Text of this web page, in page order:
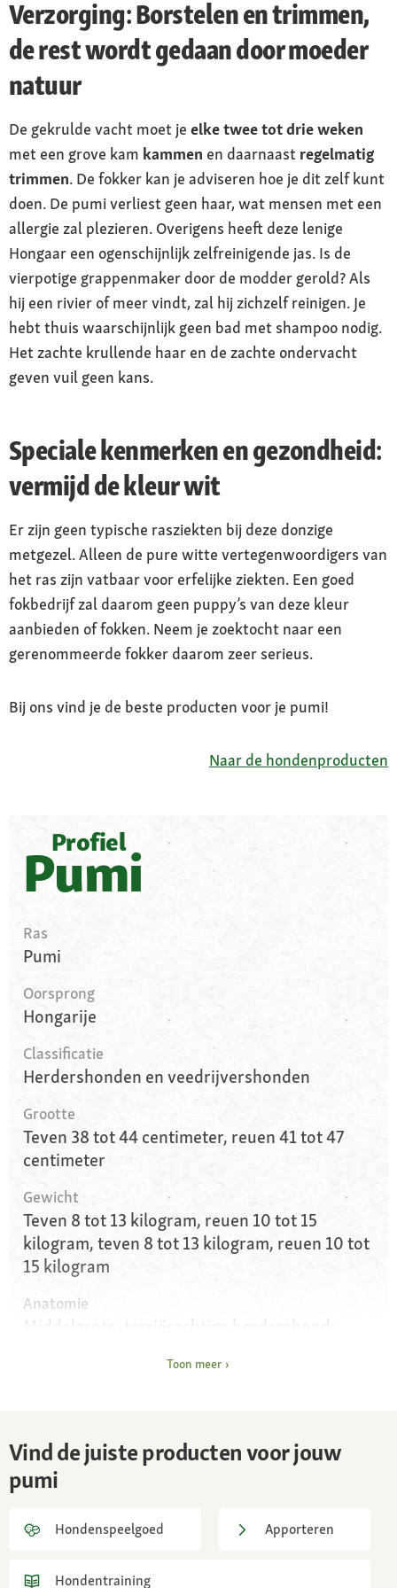
Verzorging: Borstelen en trimmen,
de rest wordt gedaan door moeder
natuur
De gekrulde vacht moet je elke twee tot drie weken
met een grove kam kammen en daarnaast regelmatig
trimmen. De fokker kan je adviseren hoe je dit zelf kunt
doen. De pumi verliest geen haar, wat mensen met een
allergie zal plezieren. Overigens heeft deze lenige
Hongaar een ogenschijnlijk zelfreinigende jas. Is de
vierpotige grappenmaker door de modder gerold? Als
hij een rivier of meer vindt, zal hij zichzelf reinigen. Je
hebt thuis waarschijnlijk geen bad met shampoo nodig.
Het zachte krullende haar en de zachte ondervacht
geven vuil geen kans.
Speciale kenmerken en gezondheid:
vermijd de kleur wit
Er zijn geen typische rasziekten bij deze donzige
metgezel. Alleen de pure witte vertegenwoordigers van
het ras zijn vatbaar voor erfelijke ziekten. Een goed
fokbedrijf zal daarom geen puppy’s van deze kleur
aanbieden of fokken. Neem je zoektocht naar een
gerenommeerde fokker daarom zeer serieus.
Bij ons vind je de beste producten voor je pumi!
Naar de hondenproducten
Profiel
Pumi
Ras
Pumi
Oorsprong
Hongarije
Classificatie
Herdershonden en veedrijvershonden
Grootte
Teven 38 tot 44 centimeter, reuen 41 tot 47
centimeter
Gewicht
Teven 8 tot 13 kilogram, reuen 10 tot 15
kilogram, teven 8 tot 13 kilogram, reuen 10 tot
15 kilogram
Anatomie
Middelgrote, terriërachtige herdershond;
ooglidranden
Oren
deel naar voren gekanteld, behoorlijk actief
Vacht en kleur
Toon meer
Vind de juiste producten voor jouw
pumi
Hondenspeelgoed Apporteren
Hondentraining